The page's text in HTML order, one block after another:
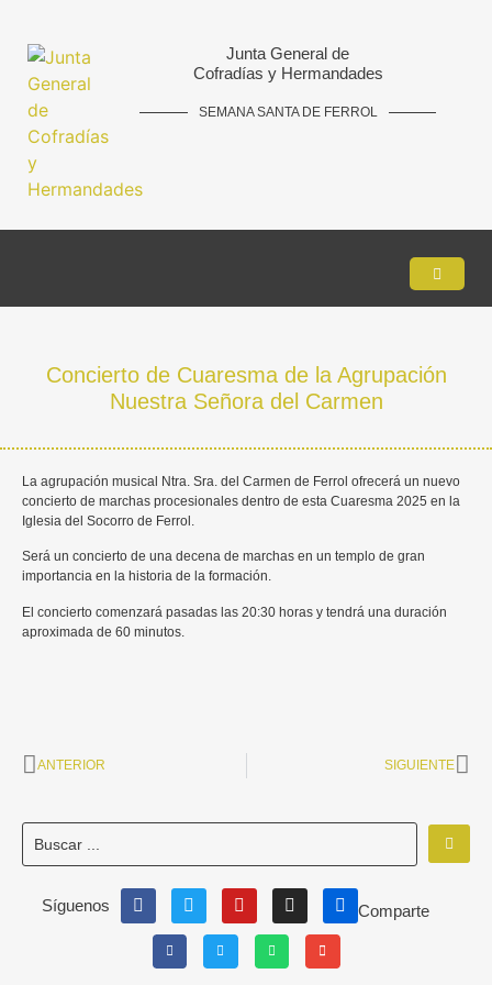
Junta General de
Cofradías y Hermandades
SEMANA SANTA DE FERROL
Concierto de Cuaresma de la Agrupación
Nuestra Señora del Carmen
La agrupación musical Ntra. Sra. del Carmen de Ferrol ofrecerá un nuevo
concierto de marchas procesionales dentro de esta Cuaresma 2025 en la
Iglesia del Socorro de Ferrol.
Será un concierto de una decena de marchas en un templo de gran
importancia en la historia de la formación.
El concierto comenzará pasadas las 20:30 horas y tendrá una duración
aproximada de 60 minutos.
ANTERIOR SIGUIENTE
Síguenos Comparte